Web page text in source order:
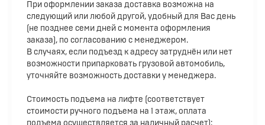
При оформлении заказа доставка возможна на
следующий или любой другой, удобный для Вас день
(не позднее семи дней с момента оформления
заказа), по согласованию с менеджером.
В случаях, если подъезд к адресу затруднён или нет
возможности припарковать грузовой автомобиль,
уточняйте возможность доставки у менеджера.
Стоимость подъема на лифте (соответствует
стоимости ручного подъема на 1 этаж, оплата
подъема осуществляется за наличный расчет):